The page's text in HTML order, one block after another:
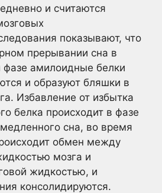
и считаются
показывают, что
прерывании сна в
фазе амилоидные белки
и образуют бляшки в
Избавление от избытка
белка происходит в фазе
медленного сна, во время
обмен между
мозга и
жидкостью, и
консолидируются.